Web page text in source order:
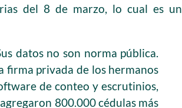
del 8 de marzo, lo cual es un
datos no son norma pública.
firma privada de los hermanos
de conteo y escrutinios,
800.000 cédulas más